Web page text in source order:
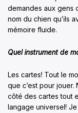
demandes aux gens
nom du chien qu’ils
mémoire fluide.
Quel instrument de
Les cartes! Tout le
que c’est pour jouer.
côté des cartes tout
langage universel!